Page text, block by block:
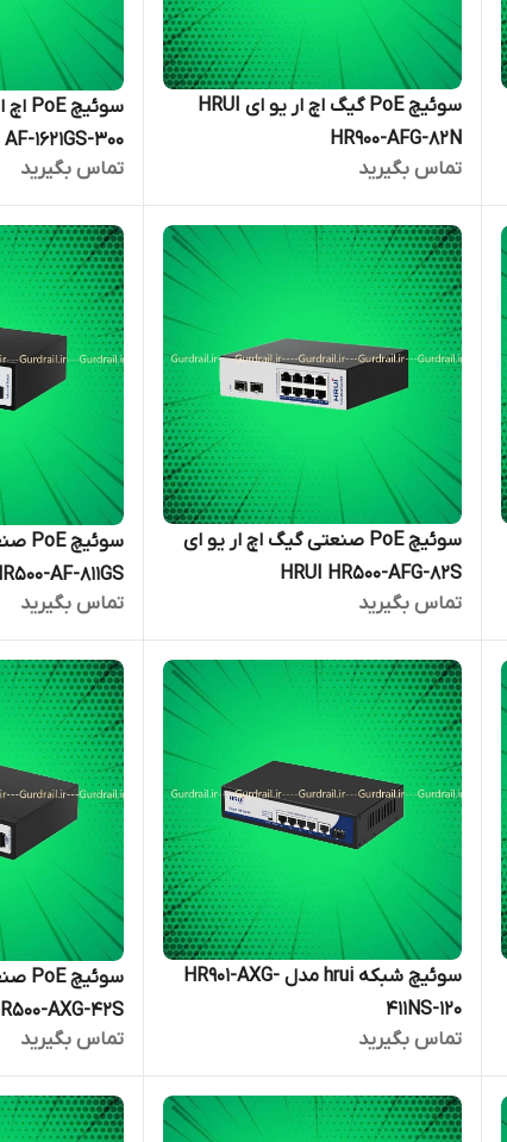
سوئیچ PoE گیگ اچ ار یو ای HRUI
HR900-AFG-82N
تماس بگیرید
AF-1621GS-300
تماس بگیرید
سوئیچ PoE صنعتی گیگ اچ ار یو ای
HRUI HR500-AFG-82S
تماس بگیرید
AF-811GS
تماس بگیرید
سوئیچ شبکه hrui مدل HR901-AXG-
411NS-120
تماس بگیرید
AXG-42S
تماس بگیرید